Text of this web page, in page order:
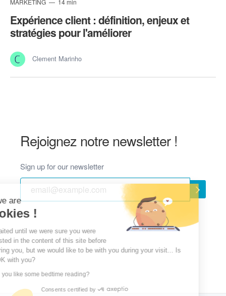
Hi, we are
Cookies !
We waited until we were sure you were
interested in the content of this site before
bothering you, but we would like to be with you during your visit... Is
that OK with you?
Would you like some bedtime reading?
Consents certified by
MARKETING 14 min
Expérience client : définition, enjeux et
stratégies pour l'améliorer
Clement Marinho
Rejoignez notre newsletter !
Sign up for our newsletter